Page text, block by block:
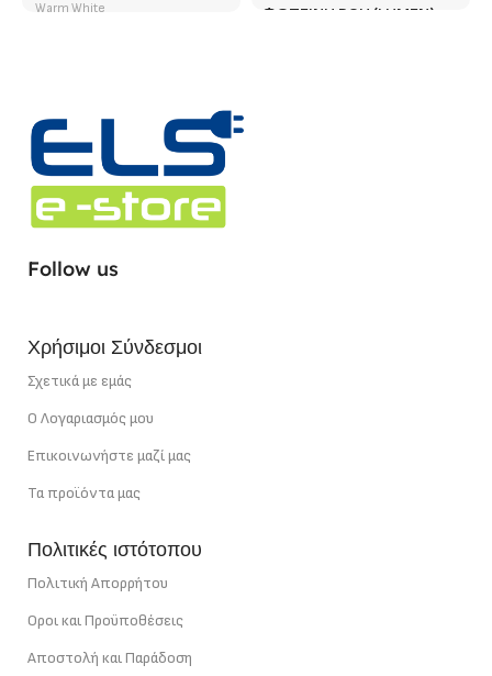
Warm White
ΦΩΤΕΙΝΉ ΡΟΉ (LUMEN)
4120 lm/ m
ΙΣΧΎΣ 40 W/m
ΦΩΤΕΙΝΉ ΡΟΉ (LUMEN)
Follow us
Χρήσιμοι Σύνδεσμοι
Σχετικά με εμάς
Ο Λογαριασμός μου
Επικοινωνήστε μαζί μας
Τα προϊόντα μας
Πολιτικές ιστότοπου
Πολιτική Απορρήτου
Οροι και Προϋποθέσεις
Αποστολή και Παράδοση